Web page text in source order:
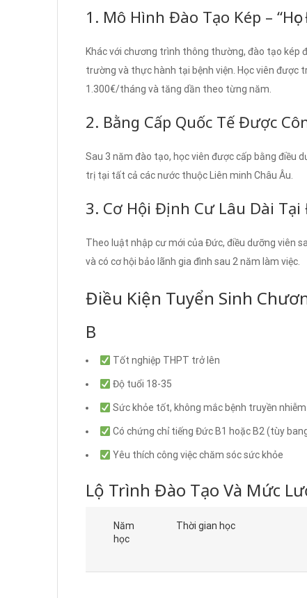
1. Mô Hình Đào Tạo Kép –
Khác với chương trình thông thường, đào tạo kép
trường và thực hành tại bệnh viện. Học viên
1.300€/tháng và tăng dần theo từng năm.
2. Bằng Cấp Quốc Tế Được
Sau 3 năm đào tạo, học viên được cấp bằng
trị tại tất cả các nước thuộc Liên minh Châu Âu.
3. Cơ Hội Định Cư Lâu Dài Tại
Theo luật nhập cư mới của Đức, điều dưỡng viên
và có cơ hội bảo lãnh gia đình sau 2 năm làm việc.
Điều Kiện Tuyển Sinh
B
Tốt nghiệp THPT trở lên
Độ tuổi 18-35
Sức khỏe tốt, không mắc bệnh truyền nhiễm
Có chứng chỉ tiếng Đức B1 hoặc B2 (tùy
Yêu thích công việc chăm sóc sức khỏe
Lộ Trình Đào Tạo Và Mức
Năm
học
Thời gian học